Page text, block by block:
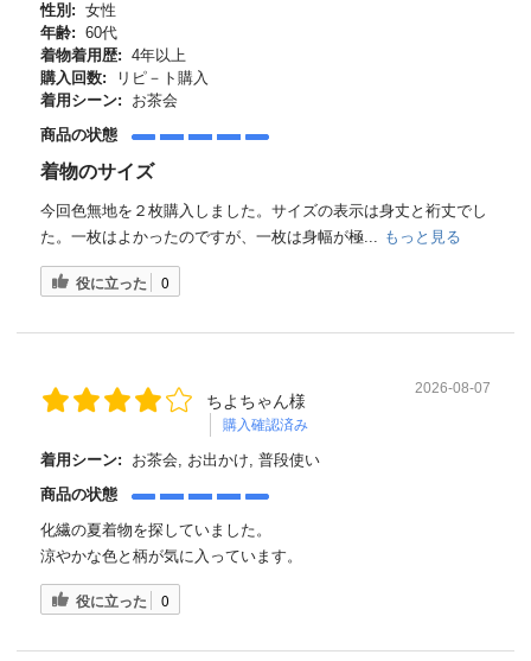
性別: 女性
年齢: 60代
着物着用歴: 4年以上
購入回数:
リピ－ト購入
着用シーン:
お茶会
商品の状態
着物のサイズ
今回色無地を２枚購入しました。サイズの表示は身丈と裄丈でし
た。一枚はよかったのですが、一枚は身幅が極... もっと見る
役に立った 0
ちよちゃん様
購入確認済み
2026-08-07
着用シーン:
お茶会, お出かけ, 普段使い
商品の状態
化繊の夏着物を探していました。
涼やかな色と柄が気に入っています。
役に立った 0